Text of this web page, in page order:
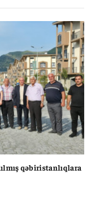
qəbiristanlıqlara